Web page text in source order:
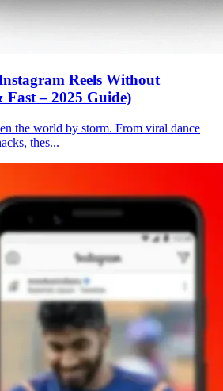
Reels Without
– 2025 Guide)
the world by storm. From viral dance
thes...